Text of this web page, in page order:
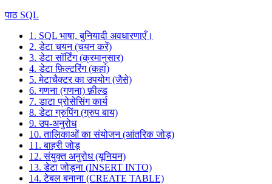
पाठ SQL
1. SQL भाषा, बुनियादी अवधारणाएँ।
2. डेटा चयन (चयन करें)
3. डेटा सॉर्टिंग (क्रमानुसार)
4. डेटा फ़िल्टरिंग (कहां)
5. मेटाचैक्टर का उपयोग (जैसे)
6. गणना (गणना) फ़ील्ड
7. डाटा प्रोसेसिंग कार्य
8. डेटा ग्रुपिंग (ग्रुप बाय)
9. उप-अनुरोध
10. तालिकाओं का संयोजन (आंतरिक जोड़)
11. बाहरी जोड़
12. संयुक्त अनुरोध (यूनियन)
13. डेटा जोड़ना (INSERT INTO)
14. टेबल बनाना (CREATE TABLE)